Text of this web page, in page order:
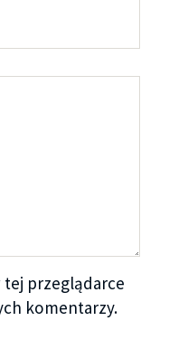
tej przeglądarce
komentarzy.